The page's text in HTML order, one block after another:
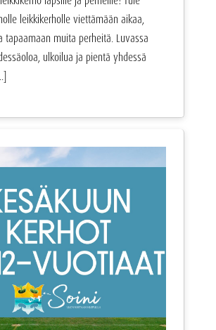
leikkikerholle viettämään aikaa,
tapaamaan muita perheitä. Luvassa
ulkoilua ja pientä yhdessä